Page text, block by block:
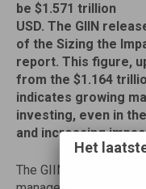
be $1.571 trillion
USD. The GIIN
of the Sizing the
report. This figure,
from the $1.164
indicates growing
investing, even in
and increasing
The GIIN estimates
Het